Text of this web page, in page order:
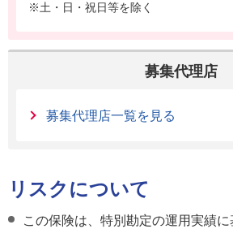
※土・日・祝日等を除く
募集代理店
募集代理店一覧を見る
リスクについて
この保険は、特別勘定の運用実績